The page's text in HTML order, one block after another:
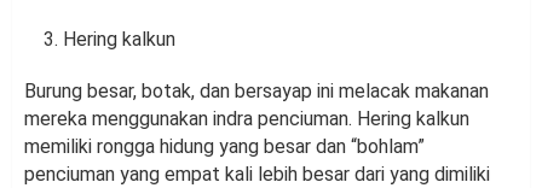
Hering kalkun
Burung besar, botak, dan bersayap ini melacak makanan
mereka menggunakan indra penciuman. Hering kalkun
memiliki rongga hidung yang besar dan “bohlam”
penciuman yang empat kali lebih besar dari yang dimiliki